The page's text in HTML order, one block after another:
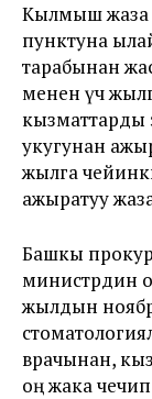
Кылмыш жаза
пунктуна
тарабынан
менен үч
кызматтарды
укугунан
жылга
ажыратуу
Башкы
министрдин
жылдын
врачынан,
оң жака